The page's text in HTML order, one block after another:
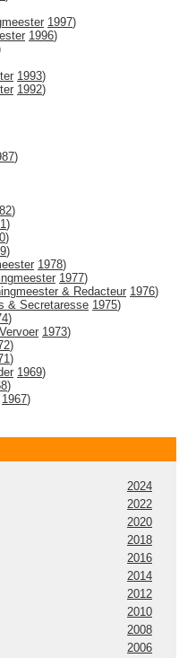
1997)
1996)
1993)
1992)
)
)
)
)
)
1978)
1977)
& Redacteur 1976)
& Secretaresse 1975)
)
1973)
)
)
1969)
)
1967)
2024
2022
2020
2018
2016
2014
2012
2010
2008
2006